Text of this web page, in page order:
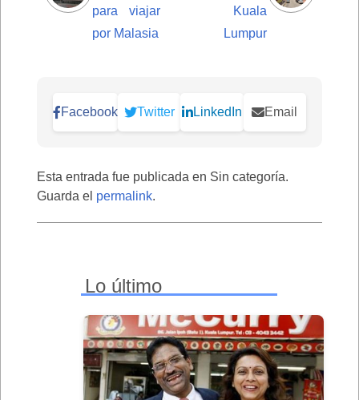
para viajar
por Malasia
Kuala
Lumpur
Facebook Twitter LinkedIn Email
Esta entrada fue publicada en Sin categoría.
Guarda el permalink.
Lo último